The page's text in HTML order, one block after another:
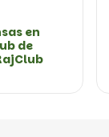
en
de